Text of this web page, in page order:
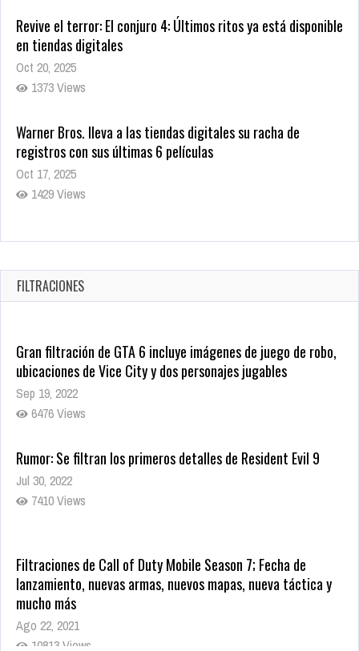
Revive el terror: El conjuro 4: Últimos ritos ya está disponible
en tiendas digitales
Oct 20, 2025
1373 Views
Warner Bros. lleva a las tiendas digitales su racha de
registros con sus últimas 6 películas
Oct 17, 2025
1429 Views
Oct 7, 2025
1752 Views
FILTRACIONES
Gran filtración de GTA 6 incluye imágenes de juego de robo,
ubicaciones de Vice City y dos personajes jugables
Sep 19, 2022
6476 Views
Rumor: Se filtran los primeros detalles de Resident Evil 9
Jul 30, 2022
7410 Views
Filtraciones de Call of Duty Mobile Season 7; Fecha de
lanzamiento, nuevas armas, nuevos mapas, nueva táctica y
mucho más
Ago 22, 2021
10813 Views